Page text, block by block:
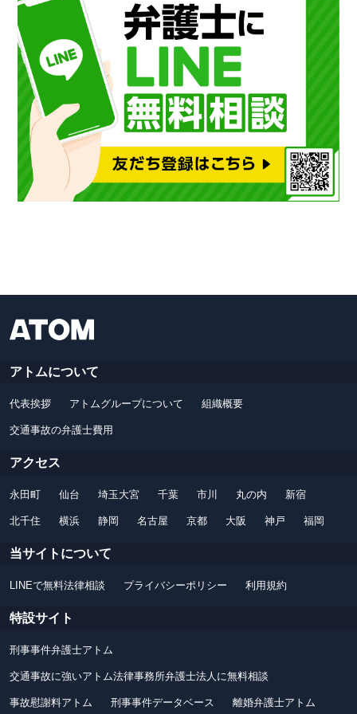
アトムについて
代表挨拶 アトムグループについて 組織概要
交通事故の弁護士費用
アクセス
永田町 仙台 埼玉大宮 千葉 市川 丸の内 新宿
北千住 横浜 静岡 名古屋 京都 大阪 神戸 福岡
当サイトについて
LINEで無料法律相談 プライバシーポリシー 利用規約
特設サイト
刑事事件弁護士アトム
交通事故に強いアトム法律事務所弁護士法人に無料相談
事故慰謝料アトム 刑事事件データベース 離婚弁護士アトム